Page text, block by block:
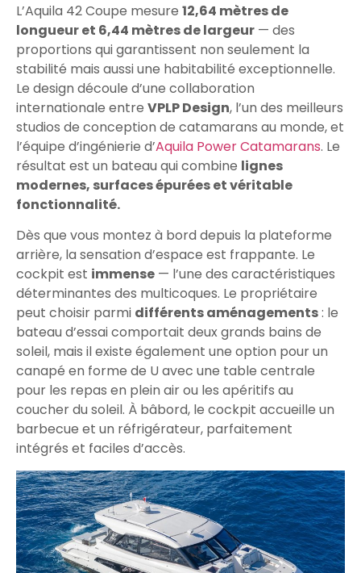
L’Aquila 42 Coupe mesure 12,64 mètres de
longueur et 6,44 mètres de largeur — des
proportions qui garantissent non seulement la
stabilité mais aussi une habitabilité exceptionnelle.
Le design découle d’une collaboration
internationale entre VPLP Design, l’un des meilleurs
studios de conception de catamarans au monde, et
l’équipe d’ingénierie d’Aquila Power Catamarans. Le
résultat est un bateau qui combine lignes
modernes, surfaces épurées et véritable
fonctionnalité.
Dès que vous montez à bord depuis la plateforme
arrière, la sensation d’espace est frappante. Le
cockpit est immense — l’une des caractéristiques
déterminantes des multicoques. Le propriétaire
peut choisir parmi différents aménagements: le
bateau d’essai comportait deux grands bains de
soleil, mais il existe également une option pour un
canapé en forme de U avec une table centrale
pour les repas en plein air ou les apéritifs au
coucher du soleil. À bâbord, le cockpit accueille un
barbecue et un réfrigérateur, parfaitement
intégrés et faciles d’accès.